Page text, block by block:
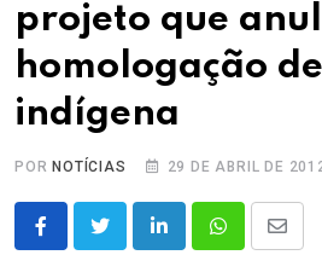
projeto que
homologação
indígena
POR NOTÍCIAS 29 DE ABRIL DE
LinkedInWhatsappShare